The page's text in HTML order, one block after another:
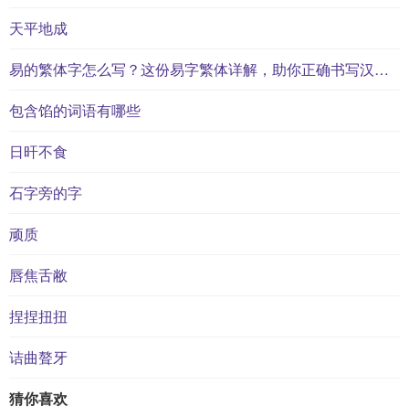
天平地成
易的繁体字怎么写？这份易字繁体详解，助你正确书写汉字_汉字繁体学习
包含馅的词语有哪些
日旰不食
石字旁的字
顽质
唇焦舌敝
捏捏扭扭
诘曲聱牙
猜你喜欢